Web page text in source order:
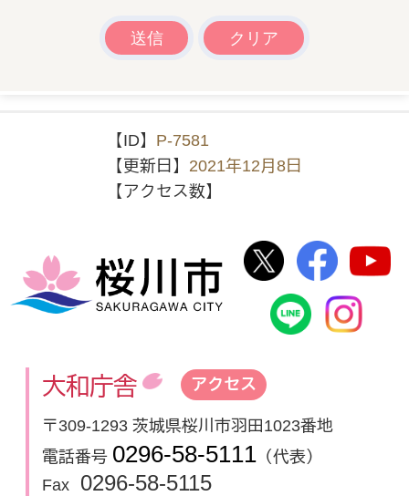
【ID】 P-7581
【更新日】 2021年12月8日
【アクセス数】
桜川市
桜川市公式
桜川
桜川市公
大和庁舎 アクセス
〒309-1293 茨城県桜川市羽田1023番地
電話番号 0296-58-5111 （代表）
Fax
0296-58-5115